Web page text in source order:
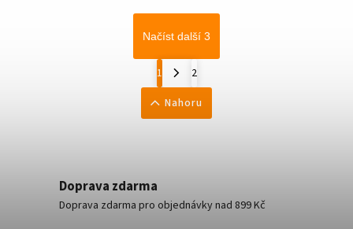
Načíst další 3
1
2
Nahoru
Doprava zdarma
Doprava zdarma pro objednávky nad 899 Kč